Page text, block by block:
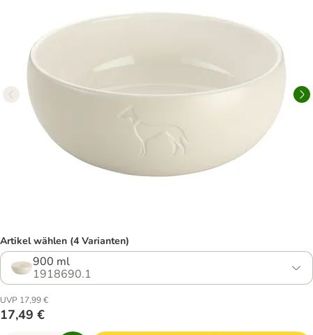
Artikel wählen (4 Varianten)
900 ml
1918690.1
UVP 17,99 €
17,49 €